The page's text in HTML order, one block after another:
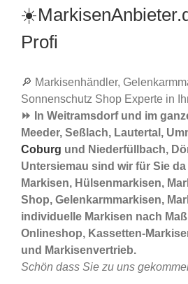
Profi
🔎 Markisenhändler,
Sonnenschutz Shop Experte in
⏩ In Weitramsdorf und im
Meeder, Seßlach, Lautertal,
Coburg und Niederfüllbach,
Untersiemau sind wir für Sie
Markisen, Hülsenmarkisen,
Shop, Gelenkarmmarkisen,
individuelle Markisen nach
Onlineshop, Kassetten-
und Markisenvertrieb.
Schön dass Sie zu uns